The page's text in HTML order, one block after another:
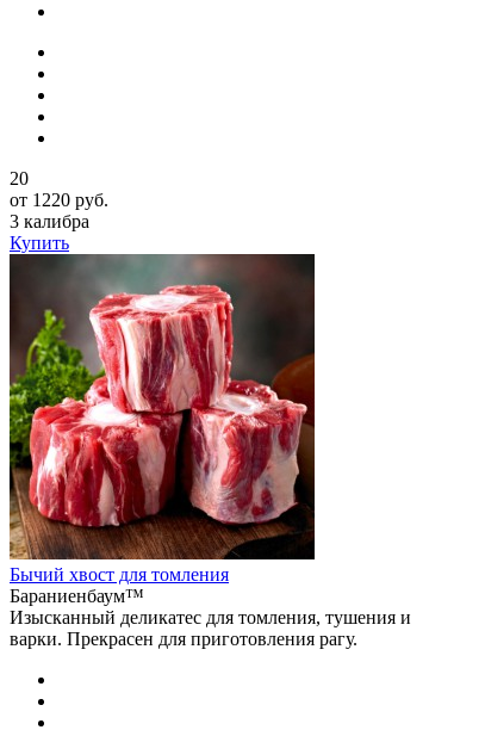
20
от 1220 руб.
3 калибра
Купить
Бычий хвост для томления
Бараниенбаум™
Изысканный деликатес для томления, тушения и
варки. Прекрасен для приготовления рагу.